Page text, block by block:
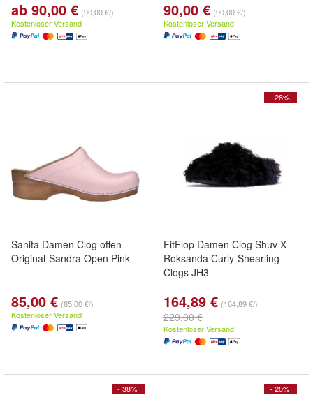
ab 90,00 € (90,00 €/)
Kostenloser Versand
90,00 € (90,00 €/)
Kostenloser Versand
Sanita Damen Clog offen
Original-Sandra Open Pink
85,00 € (85,00 €/)
Kostenloser Versand
- 28%
FitFlop Damen Clog Shuv X
Roksanda Curly-Shearling
Clogs JH3
164,89 € (164,89 €/)
229,00 €
Kostenloser Versand
- 38% - 20%